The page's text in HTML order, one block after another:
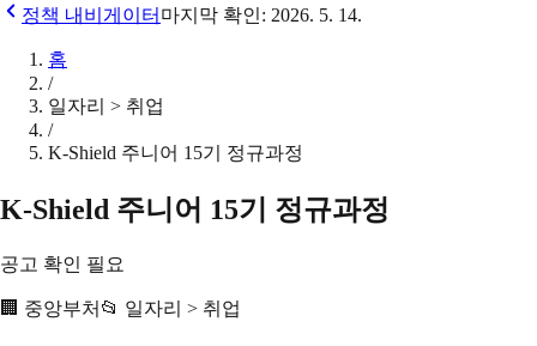
정책 내비게이터 마지막 확인: 2026. 5. 14.
홈
/
일자리 > 취업
/
K-Shield 주니어 15기 정규과정
K-Shield 주니어 15기 정규과정
공고 확인 필요
🏢 중앙부처 📂 일자리 > 취업